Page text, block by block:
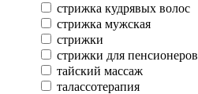
стрижка кудрявых волос
стрижка мужская
стрижки
стрижки для пенсионеров
тайский массаж
талассотерапия